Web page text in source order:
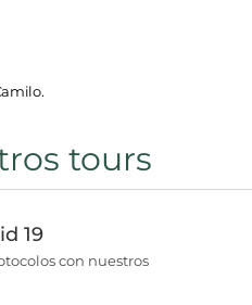
tours
19
con nuestros